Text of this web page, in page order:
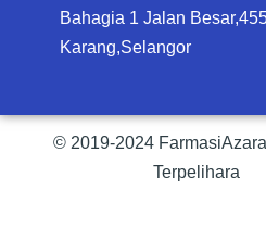
Bahagia 1 Jalan
Karang,Selangor
© 2019-2024
Terpelihara